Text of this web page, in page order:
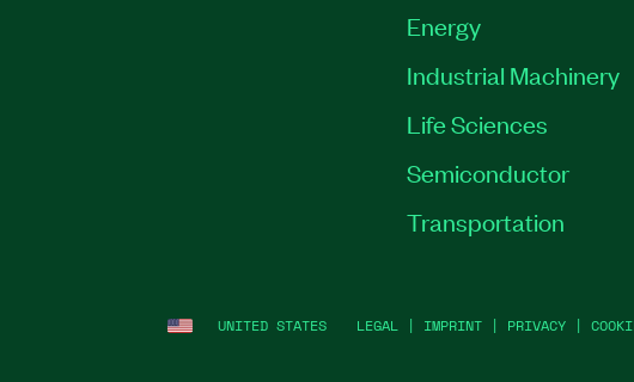
Energy
Industrial Machinery
Life Sciences
Semiconductor
Transportation
UNITED STATES LEGAL | IMPRINT | PRIVACY |